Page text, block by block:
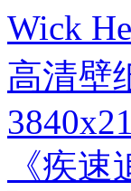
《疾